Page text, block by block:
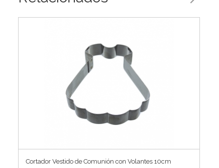
Cortador Vestido de Comunión con Volantes 10cm